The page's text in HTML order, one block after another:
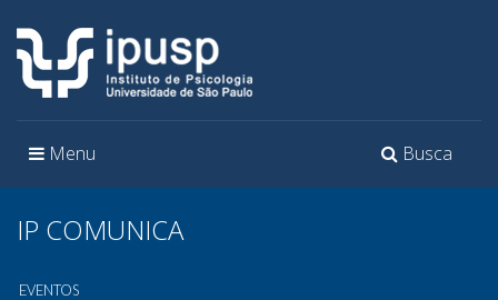
Toggle
Busca
Toggle
Menu
IP COMUNICA
EVENTOS